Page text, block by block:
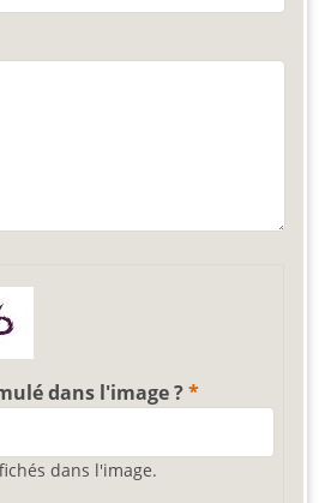
dans l'image ?
dans l'image.